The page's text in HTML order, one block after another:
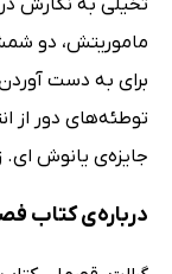
تخیلی به نگارش
ماموریتش، دو
برای به دست
توطئه‌های دور از
جایزه‌ی یانوش
درباره‌ی کتاب